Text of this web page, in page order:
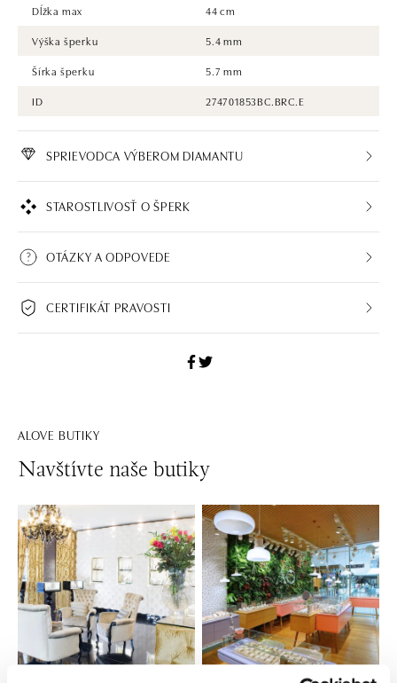
Dĺžka max
44 cm
Výška šperku
5.4 mm
Šírka šperku
5.7 mm
ID
274701853BC.BRC.E
SPRIEVODCA VÝBEROM DIAMANTU
STAROSTLIVOSŤ O ŠPERK
OTÁZKY A ODPOVEDE
CERTIFIKÁT PRAVOSTI
ALOVE BUTIKY
Navštívte naše butiky